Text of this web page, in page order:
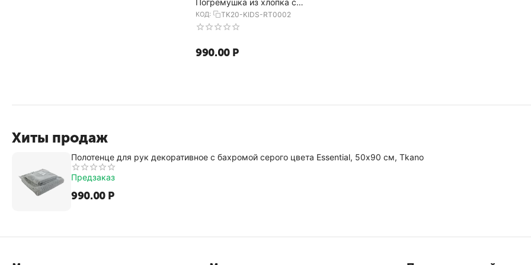
Погремушка из хлопка с
деревянным держателем Ежик
Ugo из коллекции Tiny world
14х11 см,...
КОД: TK20-KIDS-RT0002
990.00 Р
Хиты продаж
Полотенце для рук декоративное с бахромой серого цвета Essential, 50х90 см, Tkano
Предзаказ
990.00 Р